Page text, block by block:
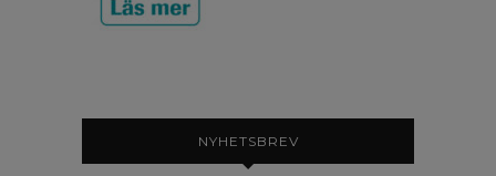
NYHETSBREV